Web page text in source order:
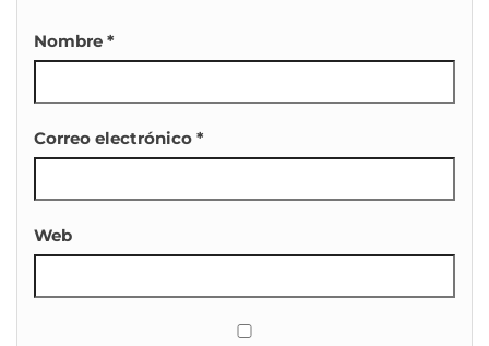
Nombre *
Correo electrónico *
Web